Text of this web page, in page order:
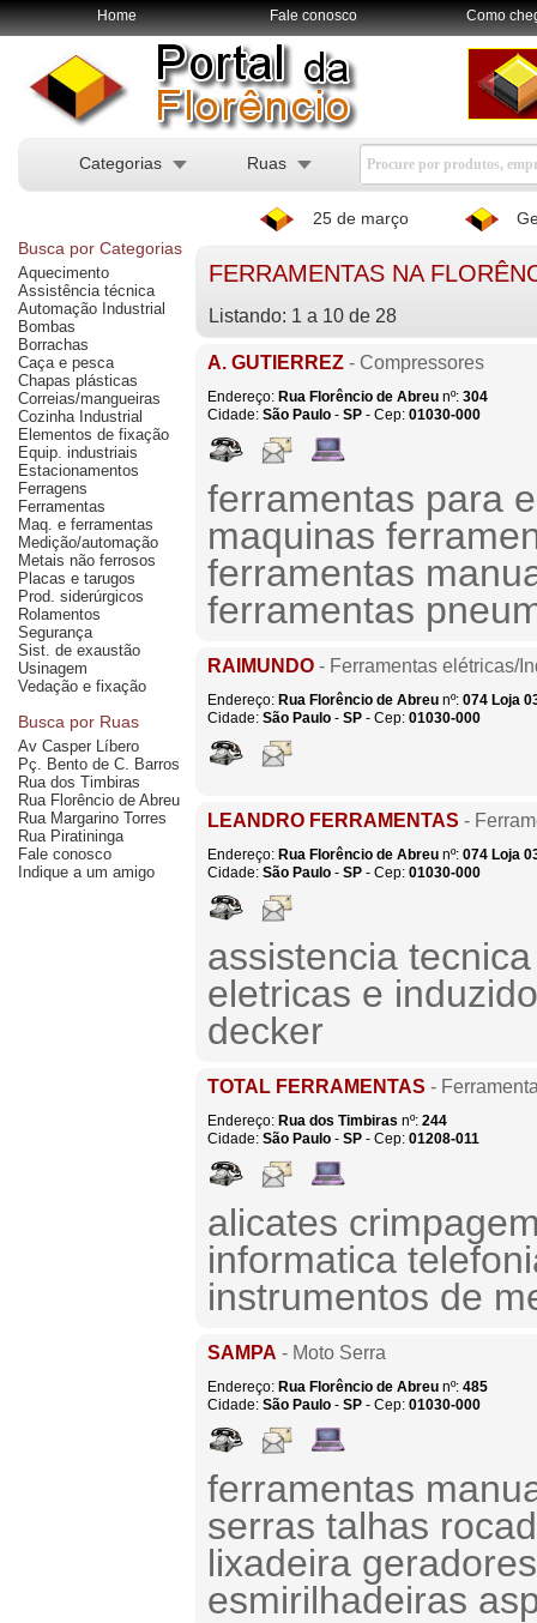
Home Fale conosco Como
Categorias Ruas
25 de março
Busca por Categorias
Aquecimento
Assistência técnica
Automação Industrial
Bombas
Borrachas
Caça e pesca
Chapas plásticas
Correias/mangueiras
Cozinha Industrial
Elementos de fixação
Equip. industriais
Estacionamentos
Ferragens
Ferramentas
Maq. e ferramentas
Medição/automação
Metais não ferrosos
Placas e tarugos
Prod. siderúrgicos
Rolamentos
Segurança
Sist. de exaustão
Usinagem
Vedação e fixação
Busca por Ruas
Av Casper Líbero
Pç. Bento de C. Barros
Rua dos Timbiras
Rua Florêncio de Abreu
Rua Margarino Torres
Rua Piratininga
Fale conosco
Indique a um amigo
FERRAMENTAS NA
Listando: 1 a 10 de 28
A. GUTIERREZ - Compressores
Endereço: Rua Florêncio de Abreu nº: 304
Cidade: São Paulo - SP - Cep: 01030-000
ferramentas para
maquinas
ferramentas
ferramentas
RAIMUNDO - Ferramentas elétricas/
Endereço: Rua Florêncio de Abreu nº: 074 Loja
Cidade: São Paulo - SP - Cep: 01030-000
LEANDRO FERRAMENTAS -
Endereço: Rua Florêncio de Abreu nº: 074 Loja
Cidade: São Paulo - SP - Cep: 01030-000
assistencia
eletricas e
decker
TOTAL FERRAMENTAS -
Endereço: Rua dos Timbiras nº: 244
Cidade: São Paulo - SP - Cep: 01208-011
alicates
informatica
instrumentos de
SAMPA - Moto Serra
Endereço: Rua Florêncio de Abreu nº: 485
Cidade: São Paulo - SP - Cep: 01030-000
ferramentas
serras talhas
lixadeira
esmirilhadeiras